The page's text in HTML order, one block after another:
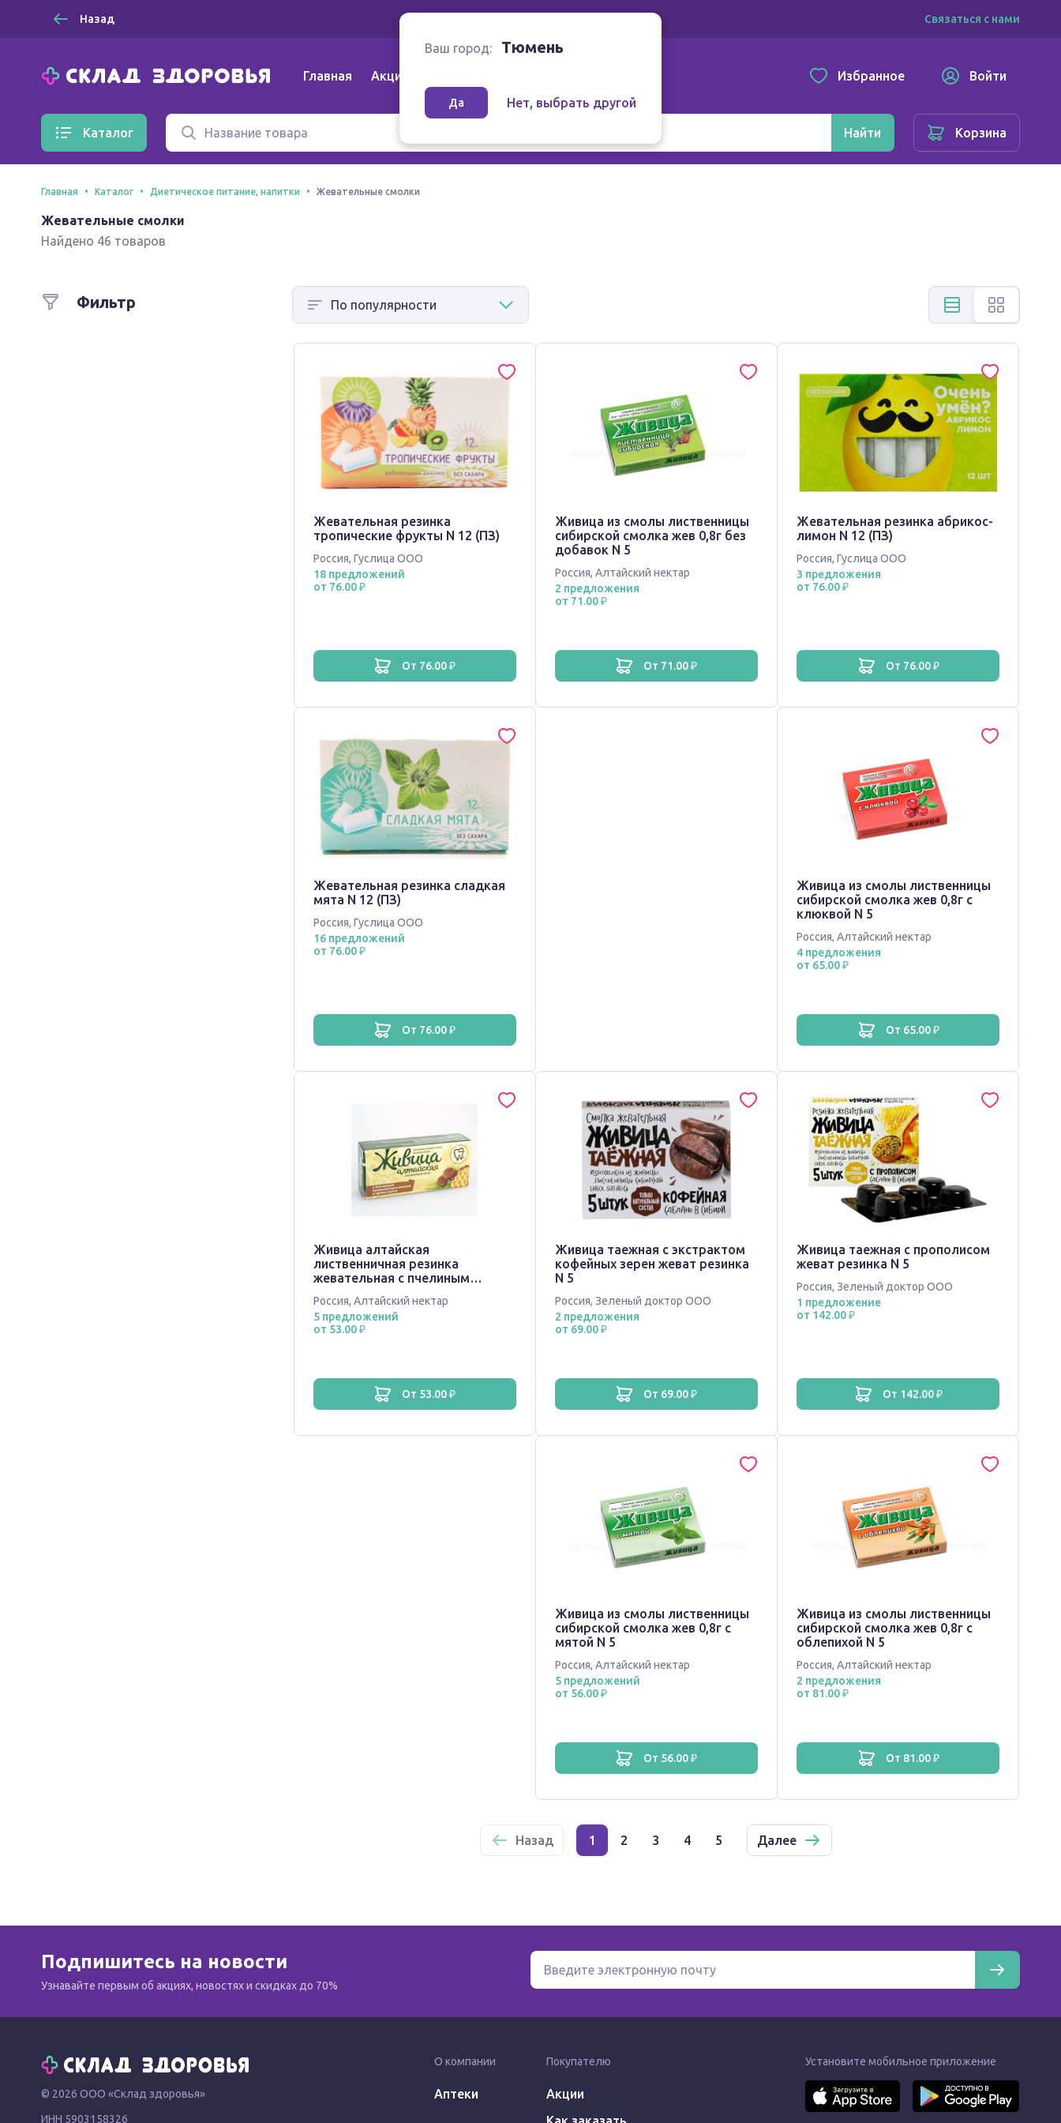
Назад Связаться с нами
Главная Акции Избранное Войти
Каталог Найти Корзина
Ваш город: Тюмень
Да Нет, выбрать другой
Главная Каталог Диетическое питание, напитки Жевательные смолки
Жевательные смолки
Найдено 46 товаров
Фильтр
Жевательная резинка
тропические фрукты N 12 (ПЗ)
Россия, Гуслица ООО
18 предложений
от 76.00 ₽
от 76.00 ₽
Живица из смолы лиственницы
сибирской смолка жев 0,8г без
добавок N 5
Россия, Алтайский нектар
2 предложения
от 71.00 ₽
от 71.00 ₽
Жевательная резинка абрикос-
лимон N 12 (ПЗ)
Россия,Гуслица ООО
3 предложения
от 76.00 ₽
от 76.00 ₽
Жевательная резинка сладкая
мята N 12 (ПЗ)
Россия, Гуслица ООО
16 предложений
от 76.00 ₽
от 76.00 ₽
Живица из смолы лиственницы
сибирской смолка жев 0,8г с
клюквой N 5
Россия,Алтайский нектар
4 предложения
от 65.00 ₽
от 65.00 ₽
Живица алтайская
лиственничная резинка
жевательная с пчелиным
прополисом N 4
Россия, Алтайский нектар
5 предложений
от 53.00 ₽
от 53.00 ₽
Живица таежная с экстрактом
кофейных зерен жеват резинка
N 5
Россия, Зеленый доктор ООО
2 предложения
от 69.00 ₽
от 69.00 ₽
Живица таежная с прополисом
жеват резинка N 5
Россия, Зеленый доктор ООО
1 предложение
от 142.00 ₽
от 142.00 ₽
Живица из смолы лиственницы
сибирской смолка жев 0,8г с
мятой N 5
Россия, Алтайский нектар
5 предложений
от 56.00 ₽
от 56.00 ₽
Живица из смолы лиственницы
сибирской смолка жев 0,8г с
облепихой N 5
Россия,Алтайский нектар
2 предложения
от 81.00 ₽
от 81.00 ₽
Назад 1 2 3 4 5 Далее
Подпишитесь на новости
Узнавайте первым об акциях, новостях и скидках до 70%
© 2026 ООО «Склад здоровья»
ИНН 5903158326
О компании
Аптеки
Покупателю
Акции
Установите мобильное приложение